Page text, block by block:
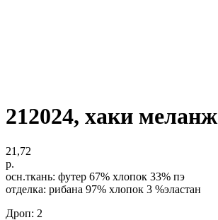
212024, хаки меланж
21,72
р.
осн.ткань: футер 67% хлопок 33% пэ
отделка: рибана 97% хлопок 3 %эластан
Дроп: 2